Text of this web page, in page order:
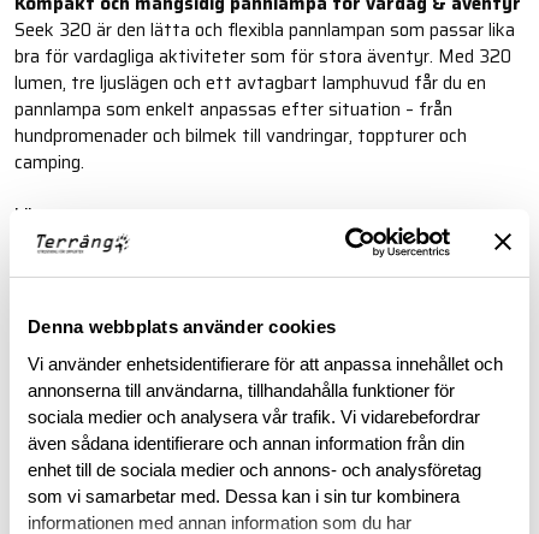
Denna webbplats använder cookies
Vi använder enhetsidentifierare för att anpassa innehållet och
annonserna till användarna, tillhandahålla funktioner för
sociala medier och analysera vår trafik. Vi vidarebefordrar
även sådana identifierare och annan information från din
enhet till de sociala medier och annons- och analysföretag
som vi samarbetar med. Dessa kan i sin tur kombinera
informationen med annan information som du har
Seek 320 är den lätta och flexibla pannlampan som passar lika
bra för vardagliga aktiviteter som för stora äventyr. Med 320
lumen, tre ljuslägen och ett avtagbart lamphuvud får du en
pannlampa som enkelt anpassas efter situation – från
hundpromenader och bilmek till vandringar, toppturer och
camping.
Läs mer
BESKRIVNING